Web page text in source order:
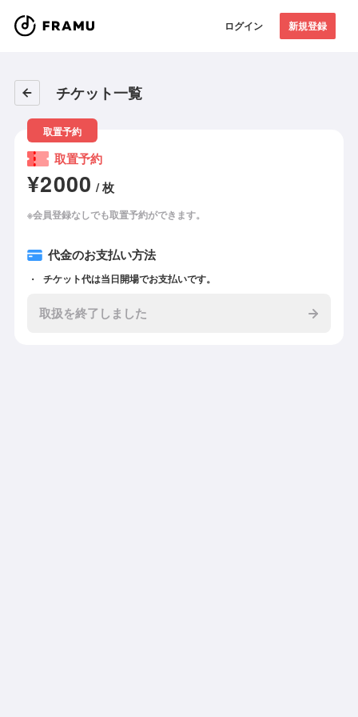
ログイン 新規登録
チケット一覧
取置予約
取置予約
¥2000 / 枚
※会員登録なしでも取置予約ができます。
代金のお支払い方法
チケット代は当日開場でお支払いです。
取扱を終了しました